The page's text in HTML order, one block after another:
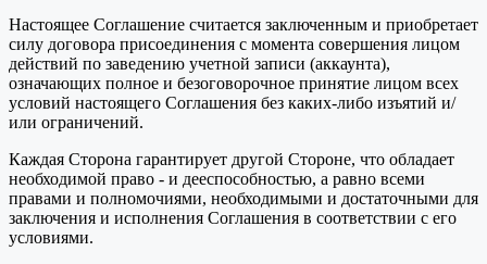
Настоящее Соглашение считается заключенным и приобретает
силу договора присоединения с момента совершения лицом
действий по заведению учетной записи (аккаунта),
означающих полное и безоговорочное принятие лицом всех
условий настоящего Соглашения без каких-либо изъятий и/
или ограничений.
Каждая Сторона гарантирует другой Стороне, что обладает
необходимой право - и дееспособностью, а равно всеми
правами и полномочиями, необходимыми и достаточными для
заключения и исполнения Соглашения в соответствии с его
условиями.